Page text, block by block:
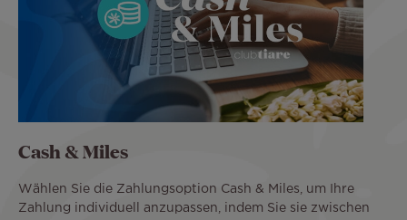
Cash & Miles
Wählen Sie die Zahlungsoption Cash & Miles, um Ihre
Zahlung individuell anzupassen, indem Sie sie zwischen